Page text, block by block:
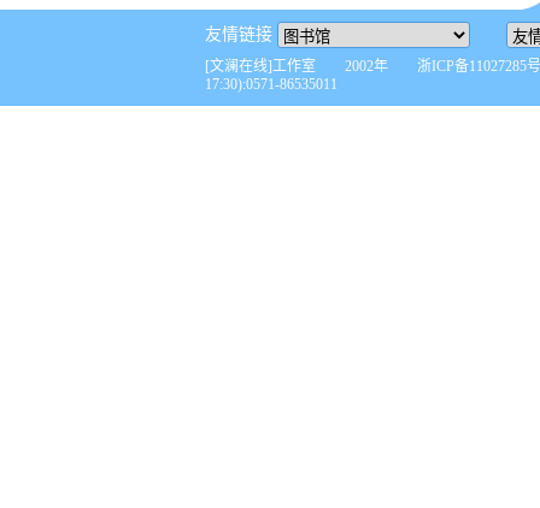
友情链接
[文澜在线]工作室 2002年 浙ICP备11027285
17:30):0571-86535011